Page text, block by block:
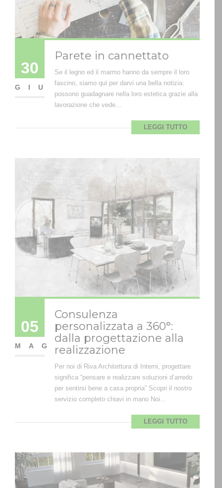
30
GIU
Parete in cannettato
Se il legno ed il marmo hanno da sempre il loro
fascino, siamo qui per darvi una bella notizia:
possono guadagnare nella loro estetica grazie alla
lavorazione che vede...
LEGGI TUTTO
05
MAG
Consulenza
personalizzata a 360°:
dalla progettazione alla
realizzazione
Per noi di Riva Architettura di Interni, progettare
significa “pensare e realizzare soluzioni d’arredo
per sentirsi bene a casa propria” Scopri il nostro
servizio completo chiavi in mano Noi...
LEGGI TUTTO